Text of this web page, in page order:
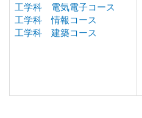
工学科 電気電子コース
工学科 情報コース
工学科 建築コース